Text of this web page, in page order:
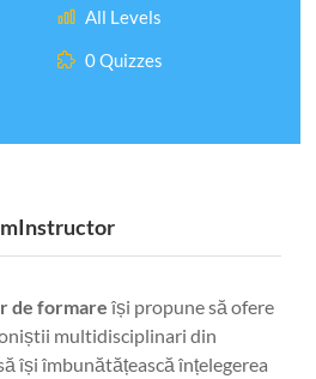
All Levels
0 Quizzes
Instructor
de formare își propune să ofere
multidisciplinari din
își îmbunătățească înțelegerea